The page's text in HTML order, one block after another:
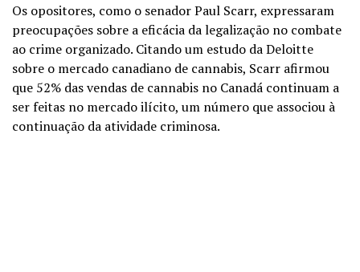
Os opositores, como o senador Paul Scarr, expressaram
preocupações sobre a eficácia da legalização no combate
ao crime organizado. Citando um estudo da Deloitte
sobre o mercado canadiano de cannabis, Scarr afirmou
que 52% das vendas de cannabis no Canadá continuam a
ser feitas no mercado ilícito, um número que associou à
continuação da atividade criminosa.